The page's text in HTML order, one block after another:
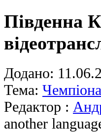
Південна
Додано:
Тема:
Редактор :
another